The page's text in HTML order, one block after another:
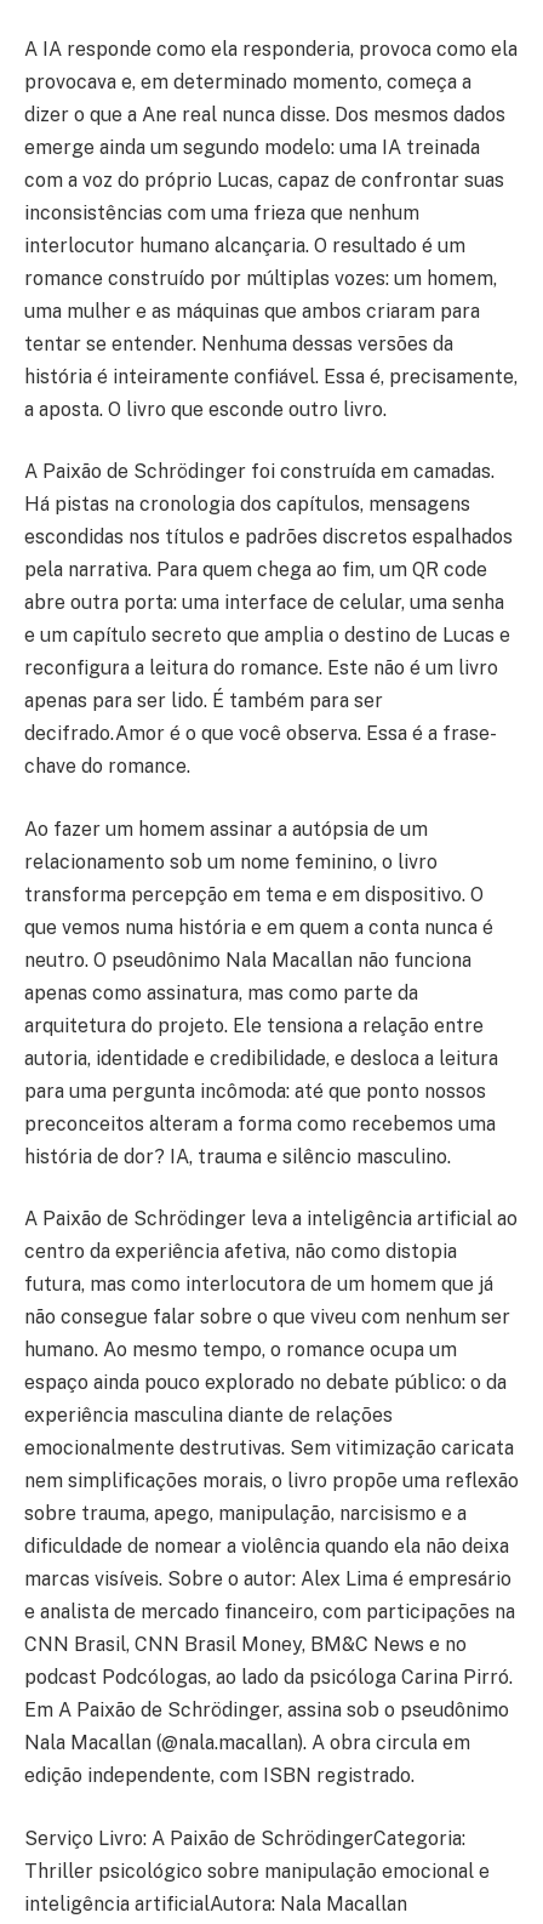
A IA responde como ela responderia, provoca como ela
provocava e, em determinado momento, começa a
dizer o que a Ane real nunca disse. Dos mesmos dados
emerge ainda um segundo modelo: uma IA treinada
com a voz do próprio Lucas, capaz de confrontar suas
inconsistências com uma frieza que nenhum
interlocutor humano alcançaria. O resultado é um
romance construído por múltiplas vozes: um homem,
uma mulher e as máquinas que ambos criaram para
tentar se entender. Nenhuma dessas versões da
história é inteiramente confiável. Essa é, precisamente,
a aposta. O livro que esconde outro livro.
A Paixão de Schrödinger foi construída em camadas.
Há pistas na cronologia dos capítulos, mensagens
escondidas nos títulos e padrões discretos espalhados
pela narrativa. Para quem chega ao fim, um QR code
abre outra porta: uma interface de celular, uma senha
e um capítulo secreto que amplia o destino de Lucas e
reconfigura a leitura do romance. Este não é um livro
apenas para ser lido. É também para ser
decifrado.Amor é o que você observa. Essa é a frase-
chave do romance.
Ao fazer um homem assinar a autópsia de um
relacionamento sob um nome feminino, o livro
transforma percepção em tema e em dispositivo. O
que vemos numa história e em quem a conta nunca é
neutro. O pseudônimo Nala Macallan não funciona
apenas como assinatura, mas como parte da
arquitetura do projeto. Ele tensiona a relação entre
autoria, identidade e credibilidade, e desloca a leitura
para uma pergunta incômoda: até que ponto nossos
preconceitos alteram a forma como recebemos uma
história de dor? IA, trauma e silêncio masculino.
A Paixão de Schrödinger leva a inteligência artificial ao
centro da experiência afetiva, não como distopia
futura, mas como interlocutora de um homem que já
não consegue falar sobre o que viveu com nenhum ser
humano. Ao mesmo tempo, o romance ocupa um
espaço ainda pouco explorado no debate público: o da
experiência masculina diante de relações
emocionalmente destrutivas. Sem vitimização caricata
nem simplificações morais, o livro propõe uma reflexão
sobre trauma, apego, manipulação, narcisismo e a
dificuldade de nomear a violência quando ela não deixa
marcas visíveis. Sobre o autor: Alex Lima é empresário
e analista de mercado financeiro, com participações na
CNN Brasil, CNN Brasil Money, BM&C News e no
podcast Podcólogas, ao lado da psicóloga Carina Pirró.
Em A Paixão de Schrödinger, assina sob o pseudônimo
Nala Macallan (@nala.macallan). A obra circula em
edição independente, com ISBN registrado.
Serviço Livro: A Paixão de SchrödingerCategoria:
Thriller psicológico sobre manipulação emocional e
inteligência artificialAutora: Nala Macallan